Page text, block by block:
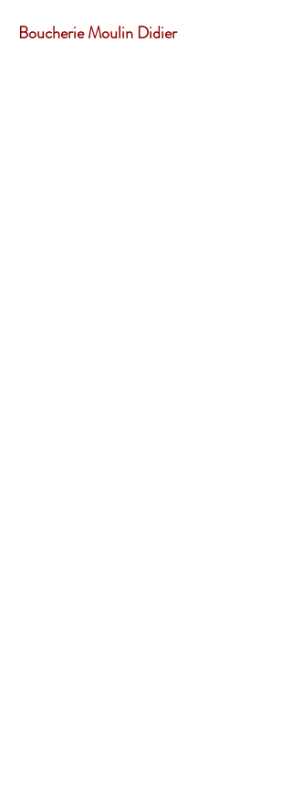
Boucherie Moulin Didier